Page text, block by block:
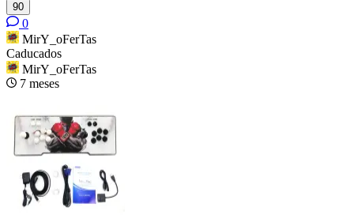
90
0
MirY_oFerTas
Caducados
MirY_oFerTas
7 meses